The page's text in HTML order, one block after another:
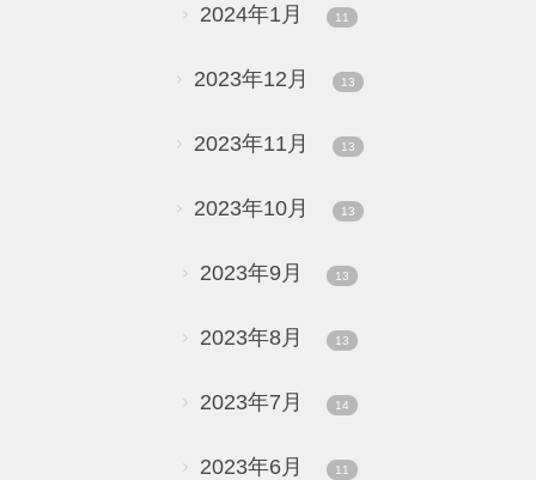
2024年1月 11
2023年12月 13
2023年11月 13
2023年10月 13
2023年9月 13
2023年8月 13
2023年7月 14
2023年6月 11